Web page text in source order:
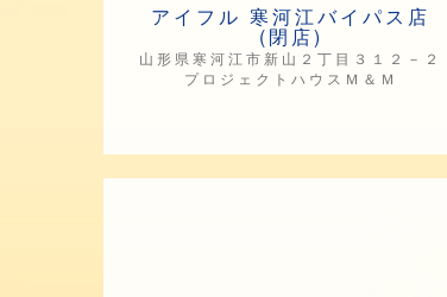
アイフル 寒河江バイパス店
(閉店)
山形県寒河江市新山２丁目３１２－２
プロジェクトハウスＭ＆Ｍ